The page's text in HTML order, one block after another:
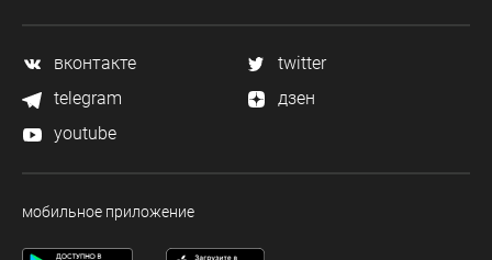
вконтакте
twitter
telegram
дзен
youtube
мобильное приложение